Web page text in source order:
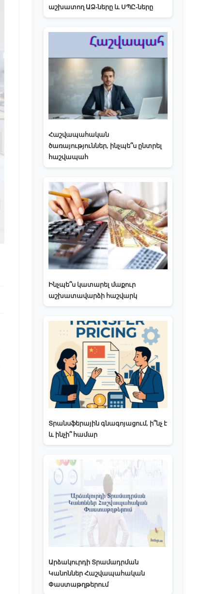
աշխատող ԱՁ-ները և ՍՊԸ-ները
Հաշվապահական
ծառայություններ, ինչպե՞ս ընտրել
հաշվապահ
Ինչպե՞ս կատարել մաքուր
աշխատավարձի հաշվարկ
Տրանսֆերային գնագոյացում, ի՞նչ է
և ինչի՞ համար
Արձակուրդի Տրամադրման
Կանոններ Հաշվապահական
Փաստաթղթերում